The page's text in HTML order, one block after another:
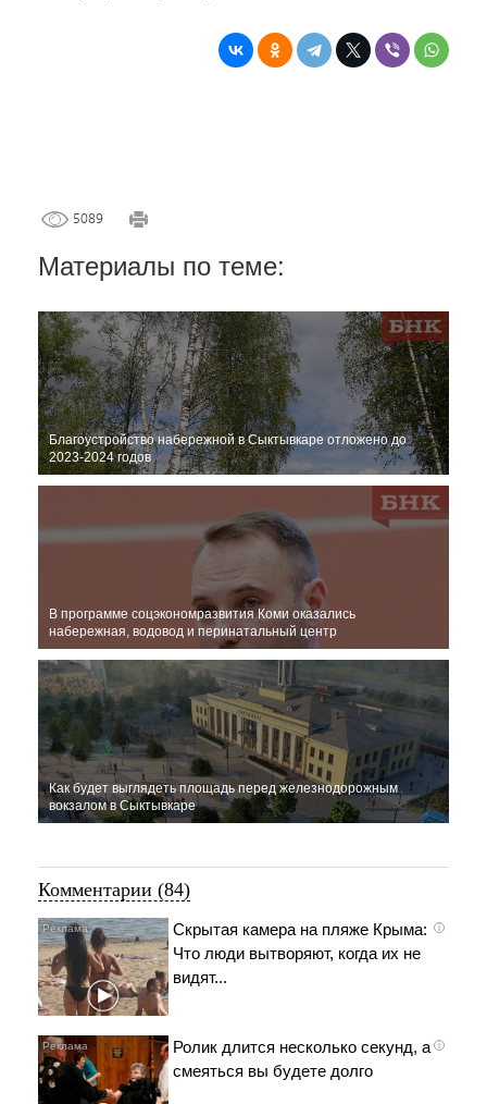
5089
Материалы по теме:
Благоустройство набережной в Сыктывкаре отложено до
2023-2024 годов
В программе соцэкономразвития Коми оказались
набережная, водовод и перинатальный центр
Как будет выглядеть площадь перед железнодорожным
вокзалом в Сыктывкаре
Комментарии (84)
i
Скрытая камера на пляже Крыма:
Что люди вытворяют, когда их не
видят...
i
Ролик длится несколько секунд, а
смеяться вы будете долго